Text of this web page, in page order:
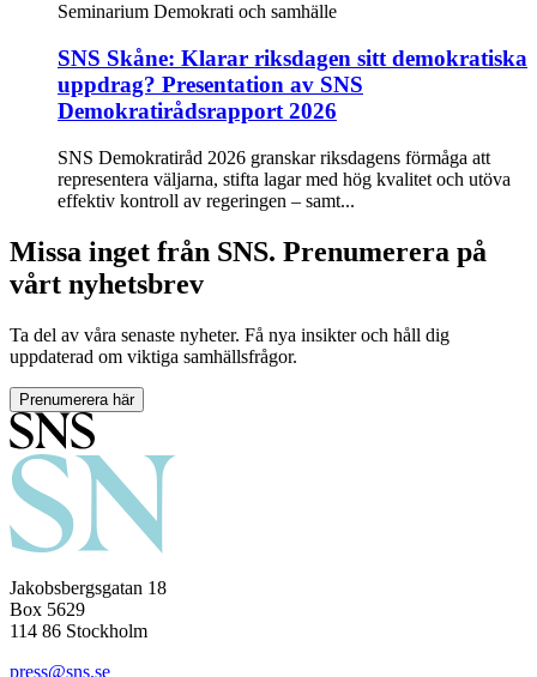
Seminarium Demokrati och samhälle
SNS Skåne: Klarar riksdagen sitt demokratiska
uppdrag? Presentation av SNS
Demokratirådsrapport 2026
SNS Demokratiråd 2026 granskar riksdagens förmåga att
representera väljarna, stifta lagar med hög kvalitet och utöva
effektiv kontroll av regeringen – samt...
Missa inget från SNS. Prenumerera på
vårt nyhetsbrev
Ta del av våra senaste nyheter. Få nya insikter och håll dig
uppdaterad om viktiga samhällsfrågor.
Prenumerera här
Jakobsbergsgatan 18
Box 5629
114 86 Stockholm
press@sns.se